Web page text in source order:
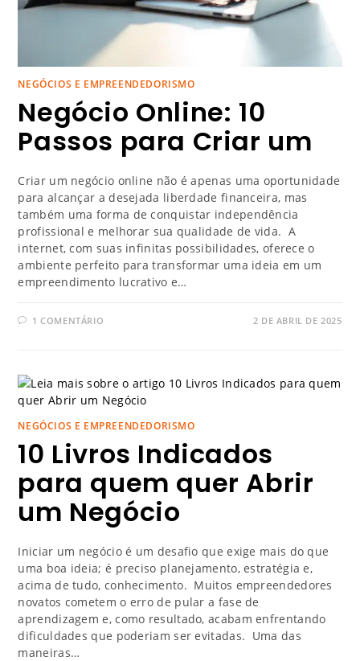
NEGÓCIOS E EMPREENDEDORISMO
Negócio Online: 10
Passos para Criar um
Criar um negócio online não é apenas uma oportunidade
para alcançar a desejada liberdade financeira, mas
também uma forma de conquistar independência
profissional e melhorar sua qualidade de vida. A
internet, com suas infinitas possibilidades, oferece o
ambiente perfeito para transformar uma ideia em um
empreendimento lucrativo e…
1 COMENTÁRIO 2 DE ABRIL DE 2025
NEGÓCIOS E EMPREENDEDORISMO
10 Livros Indicados
para quem quer Abrir
um Negócio
Iniciar um negócio é um desafio que exige mais do que
uma boa ideia; é preciso planejamento, estratégia e,
acima de tudo, conhecimento. Muitos empreendedores
novatos cometem o erro de pular a fase de
aprendizagem e, como resultado, acabam enfrentando
dificuldades que poderiam ser evitadas. Uma das
maneiras…